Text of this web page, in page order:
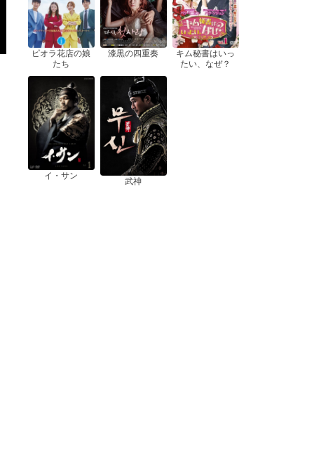
ピオラ花店の娘
たち
漆黒の四重奏
キム秘書はいっ
たい、なぜ？
イ・サン 武神